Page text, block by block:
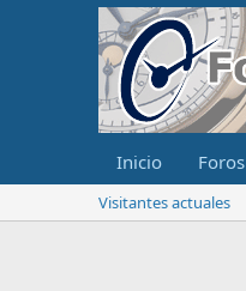
Inicio Foros
Visitantes actuales